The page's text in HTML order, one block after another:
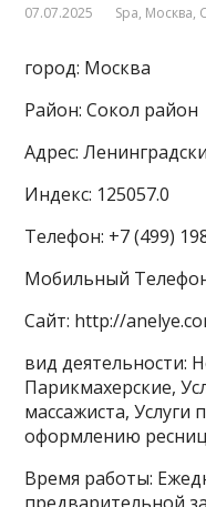
07.07.2025 Spa, Москва,
город: Москва
Район: Сокол район
Адрес:
Индекс: 125057.0
Телефон: +7 (499)
Мобильный
Сайт: http://
вид деятельности:
Парикмахерские,
массажиста, Услуги
оформлению
Время работы: